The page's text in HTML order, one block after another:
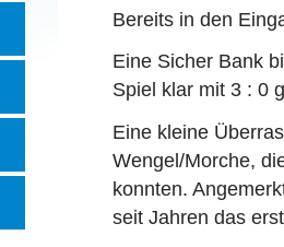
Bereits in den
Eine Sicher Bank
Spiel klar mit 3 : 0
Eine kleine
Wengel/Morche,
konnten.
seit Jahren das